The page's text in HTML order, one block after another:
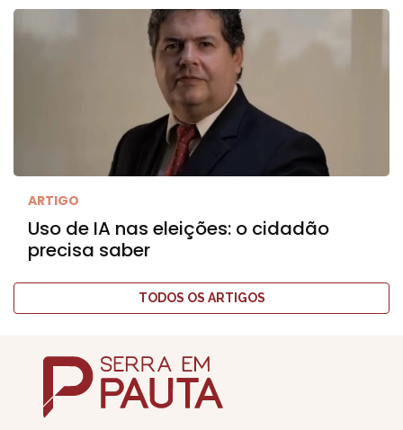
ARTIGO
Uso de IA nas eleições: o cidadão
precisa saber
TODOS OS ARTIGOS